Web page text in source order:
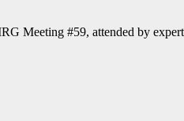
Meeting #59, attended by